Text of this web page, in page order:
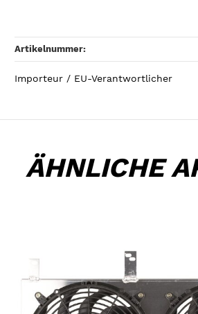
Artikelnummer:
Importeur / EU-Verantwortlicher
ÄHNLICHE